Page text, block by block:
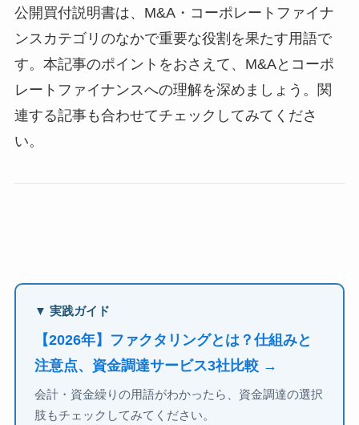
公開買付説明書は、M&A・コーポレートファイナ
ンスカテゴリのなかで重要な役割を果たす用語で
す。本記事のポイントをおさえて、M&Aとコーポ
レートファイナンスへの理解を深めましょう。関
連する記事も合わせてチェックしてみてくださ
い。
▼ 実践ガイド
【2026年】ファクタリングとは？仕組みと
注意点、資金調達サービス3社比較 →
会計・資金繰りの用語がわかったら、資金調達の選択
肢もチェックしてみてください。